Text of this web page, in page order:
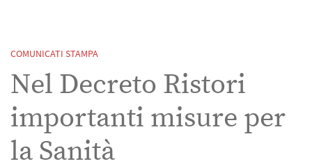
COMUNICATI STAMPA
Nel Decreto Ristori
importanti misure per
la Sanità